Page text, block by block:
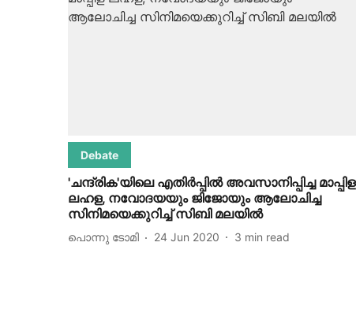
Debate
'ചന്ദ്രിക'യിലെ എതിര്‍പ്പില്‍ അവസാനിപ്പിച്ച മാപ്പിള
ലഹള, നവോദയയും ജിജോയും ആലോചിച്ച
സിനിമയെക്കുറിച്ച് സിബി മലയില്‍
പൊന്നു ടോമി 24 Jun 2020 3 min read